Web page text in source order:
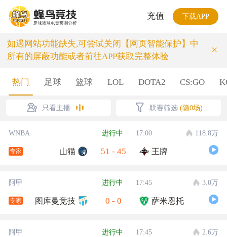
充值 下载APP
如遇网站功能缺失,可尝试关闭【网页智能保护】中
所有的屏蔽功能或者前往APP获取完整体验
×
热门 足球 篮球 LOL DOTA2 CS:GO
只看主播 联赛筛选 (隐0场)
WNBA 进行中 17:00 118.8万
专家 山猫 51 - 45 王牌
阿甲 进行中 17:45 3.0万
专家 图库曼竞技 0 - 0 萨米恩托
阿甲 进行中 17:45 2.6万